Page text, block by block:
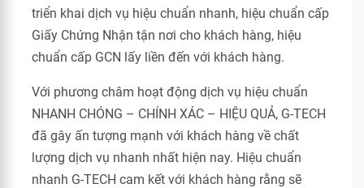
triển khai dịch vụ hiệu chuẩn nhanh, hiệu chuẩn cấp
Giấy Chứng Nhận tận nơi cho khách hàng, hiệu
chuẩn cấp GCN lấy liền đến với khách hàng.
Với phương châm hoạt động dịch vụ hiệu chuẩn
NHANH CHÓNG – CHÍNH XÁC – HIỆU QUẢ, G-TECH
đã gây ấn tượng mạnh với khách hàng về chất
lượng dịch vụ nhanh nhất hiện nay. Hiệu chuẩn
nhanh G-TECH cam kết với khách hàng rằng sẽ